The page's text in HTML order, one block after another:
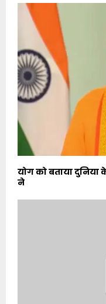
योग को बताया दुनिया
ने